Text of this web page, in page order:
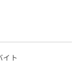
イト